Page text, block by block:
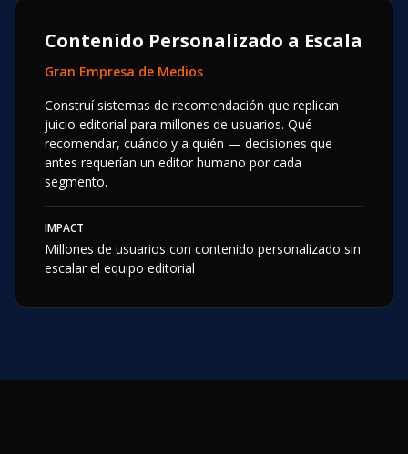
Contenido Personalizado a Escala
Gran Empresa de Medios
Construí sistemas de recomendación que replican
juicio editorial para millones de usuarios. Qué
recomendar, cuándo y a quién — decisiones que
antes requerían un editor humano por cada
segmento.
IMPACT
Millones de usuarios con contenido personalizado sin
escalar el equipo editorial